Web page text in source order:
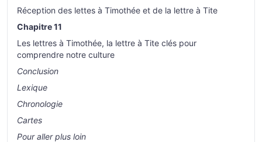
Réception des lettes à Timothée et de la lettre à Tite
Chapitre 11
Les lettres à Timothée, la lettre à Tite clés pour
comprendre notre culture
Conclusion
Lexique
Chronologie
Cartes
Pour aller plus loin